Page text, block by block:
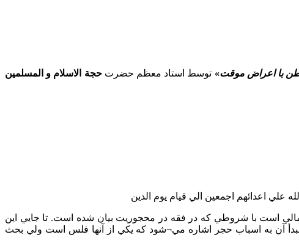
با اعراض موقت» توسط استاد معظم حضرتحجة الاسلام و المسلمین
علي اعدائهم اجمعين الي قيام يوم الدين
است با شروطي که در فقه در محجوريت بيان شده است. تا جايي اين
آن به اسباب حجر اشاره مي¬شود که يکي از آنها فلس است ولي بحث